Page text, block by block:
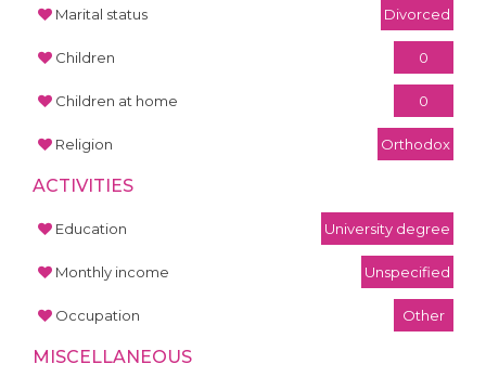
Marital status Divorced
Children 0
Children at home 0
Religion Orthodox
ACTIVITIES
Education University degree
Monthly income Unspecified
Occupation Other
MISCELLANEOUS